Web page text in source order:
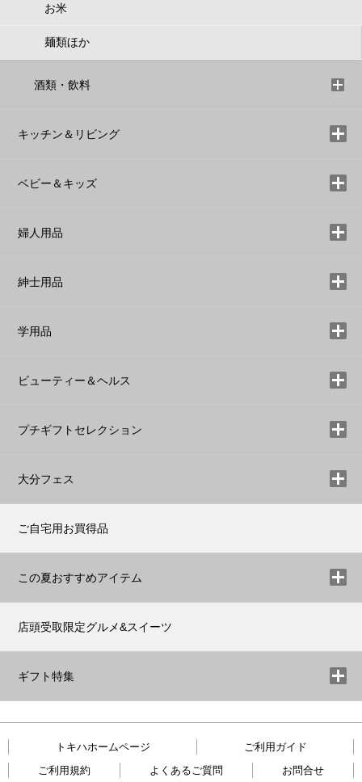
お米
麺類ほか
酒類・飲料
キッチン＆リビング
ベビー＆キッズ
婦人用品
紳士用品
学用品
ビューティー＆ヘルス
プチギフトセレクション
大分フェス
ご自宅用お買得品
この夏おすすめアイテム
店頭受取限定グルメ&スイーツ
ギフト特集
トキハホームページ
ご利用ガイド
ご利用規約
よくあるご質問 お問合せ